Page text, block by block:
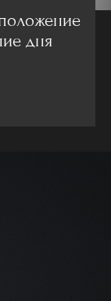
дня